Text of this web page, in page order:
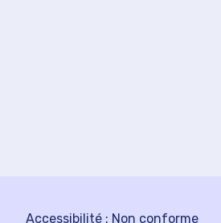
Accessibilité : Non conforme